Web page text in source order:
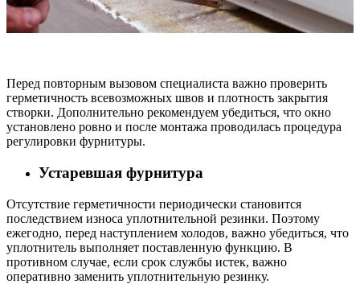
Перед повторным вызовом специалиста важно проверить
герметичность всевозможных швов и плотность закрытия
створки. Дополнительно рекомендуем убедиться, что окно
установлено ровно и после монтажа проводилась процедура
регулировки фурнитуры.
Устаревшая фурнитура
Отсутствие герметичности периодически становится
последствием износа уплотнительной резинки. Поэтому
ежегодно, перед наступлением холодов, важно убедиться, что
уплотнитель выполняет поставленную функцию. В
противном случае, если срок службы истек, важно
оперативно заменить уплотнительную резинку.